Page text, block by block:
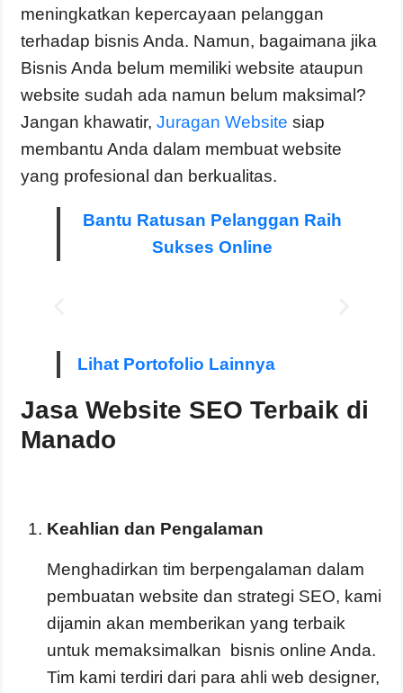
meningkatkan kepercayaan pelanggan
terhadap bisnis Anda. Namun, bagaimana jika
Bisnis Anda belum memiliki website ataupun
website sudah ada namun belum maksimal?
Jangan khawatir, Juragan Website siap
membantu Anda dalam membuat website
yang profesional dan berkualitas.
Bantu Ratusan Pelanggan Raih
Sukses Online
Lihat Portofolio Lainnya
Jasa Website SEO Terbaik di
Manado
Keahlian dan Pengalaman
Menghadirkan tim berpengalaman dalam
pembuatan website dan strategi SEO, kami
dijamin akan memberikan yang terbaik
untuk memaksimalkan bisnis online Anda.
Tim kami terdiri dari para ahli web designer,